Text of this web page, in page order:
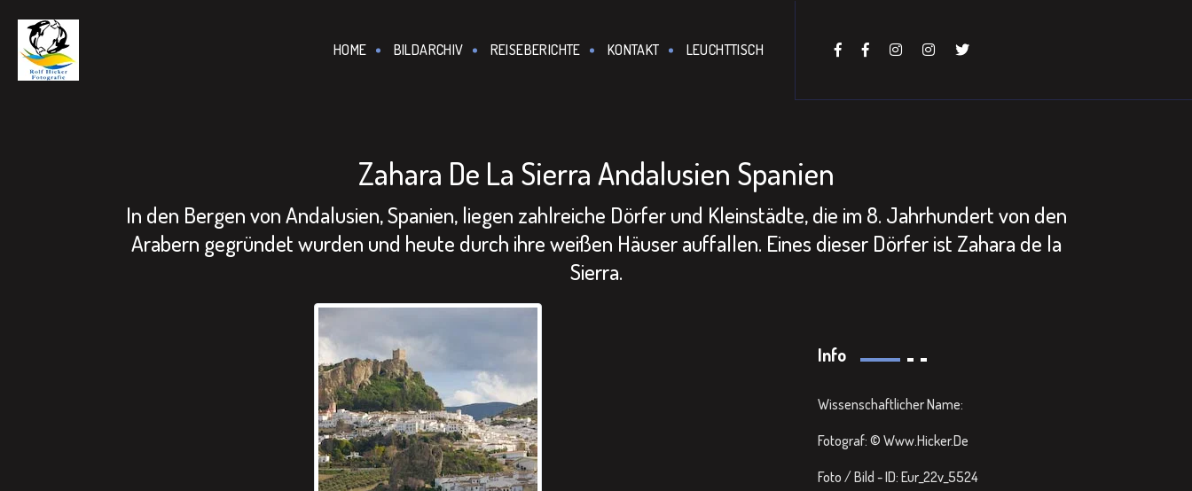
HOME BILDARCHIV REISEBERICHTE KONTAKT LEUCHTTISCH
Zahara De La Sierra Andalusien Spanien
In den Bergen von Andalusien, Spanien, liegen zahlreiche Dörfer und Kleinstädte, die im 8. Jahrhundert von den
Arabern gegründet wurden und heute durch ihre weißen Häuser auffallen. Eines dieser Dörfer ist Zahara de la
Sierra.
Info
Wissenschaftlicher Name:
Fotograf: © Www.hicker.de
Foto / Bild - ID: Eur_22v_5524